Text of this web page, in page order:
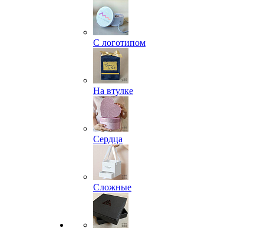
С логотипом
На втулке
Сердца
Сложные